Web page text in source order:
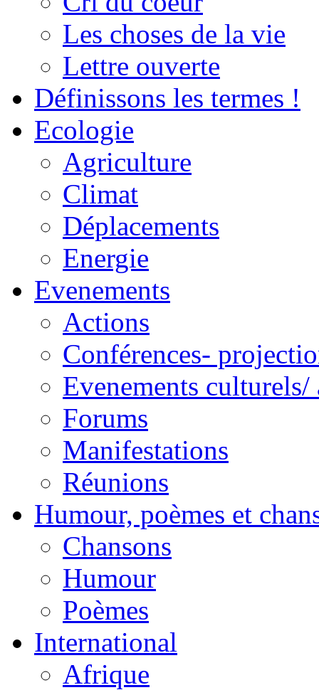
Les choses de la vie
Lettre ouverte
Définissons les termes !
Ecologie
Agriculture
Climat
Déplacements
Energie
Evenements
Actions
Conférences-
Evenements culturels/
Forums
Manifestations
Réunions
Humour, poèmes et
Chansons
Humour
Poèmes
International
Afrique